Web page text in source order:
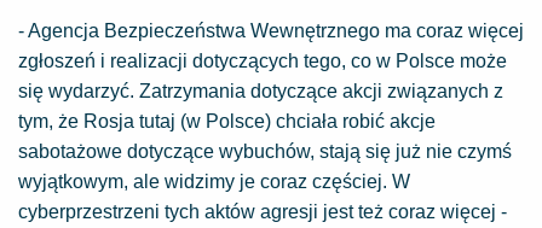
- Agencja Bezpieczeństwa Wewnętrznego ma coraz więcej
zgłoszeń i realizacji dotyczących tego, co w Polsce może
się wydarzyć. Zatrzymania dotyczące akcji związanych z
tym, że Rosja tutaj (w Polsce) chciała robić akcje
sabotażowe dotyczące wybuchów, stają się już nie czymś
wyjątkowym, ale widzimy je coraz częściej. W
cyberprzestrzeni tych aktów agresji jest też coraz więcej -